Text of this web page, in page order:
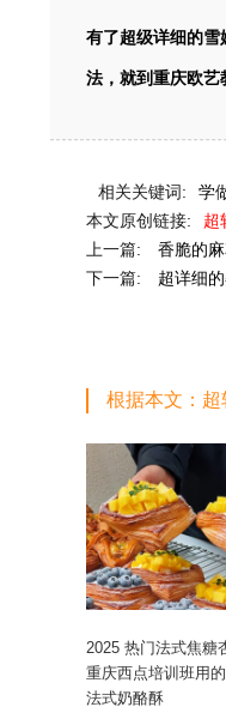
有了超级详细的
法，就到重庆欧艺
相关关键词: 学
本文原创链接:
超
上一篇:
香脆的
下一篇:
超详细
根据本文：
2025 热门法式焦糖
教你做出高颜值酥
重庆西点培训班用
法式奶酪酥